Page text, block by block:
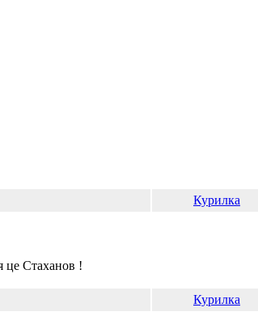
Курилка
це Стаханов !
Курилка